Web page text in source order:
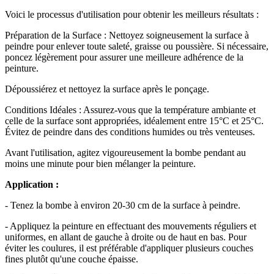
Voici le processus d'utilisation pour obtenir les meilleurs résultats :
Préparation de la Surface : Nettoyez soigneusement la surface à
peindre pour enlever toute saleté, graisse ou poussière. Si nécessaire,
poncez légèrement pour assurer une meilleure adhérence de la
peinture.
Dépoussiérez et nettoyez la surface après le ponçage.
Conditions Idéales : Assurez-vous que la température ambiante et
celle de la surface sont appropriées, idéalement entre 15°C et 25°C.
Évitez de peindre dans des conditions humides ou très venteuses.
Avant l'utilisation, agitez vigoureusement la bombe pendant au
moins une minute pour bien mélanger la peinture.
Application :
- Tenez la bombe à environ 20-30 cm de la surface à peindre.
- Appliquez la peinture en effectuant des mouvements réguliers et
uniformes, en allant de gauche à droite ou de haut en bas. Pour
éviter les coulures, il est préférable d'appliquer plusieurs couches
fines plutôt qu'une couche épaisse.